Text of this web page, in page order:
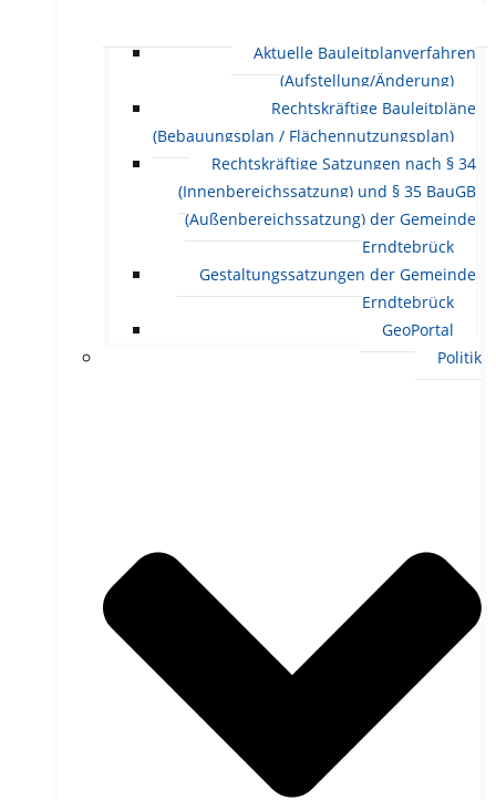
Aktuelle Bauleitplanverfahren
(Aufstellung/Änderung)
Rechtskräftige Bauleitpläne
(Bebauungsplan / Flächennutzungsplan)
Rechtskräftige Satzungen nach § 34
(Innenbereichssatzung) und § 35 BauGB
(Außenbereichssatzung) der Gemeinde
Erndtebrück
Gestaltungssatzungen der Gemeinde
Erndtebrück
GeoPortal
Politik